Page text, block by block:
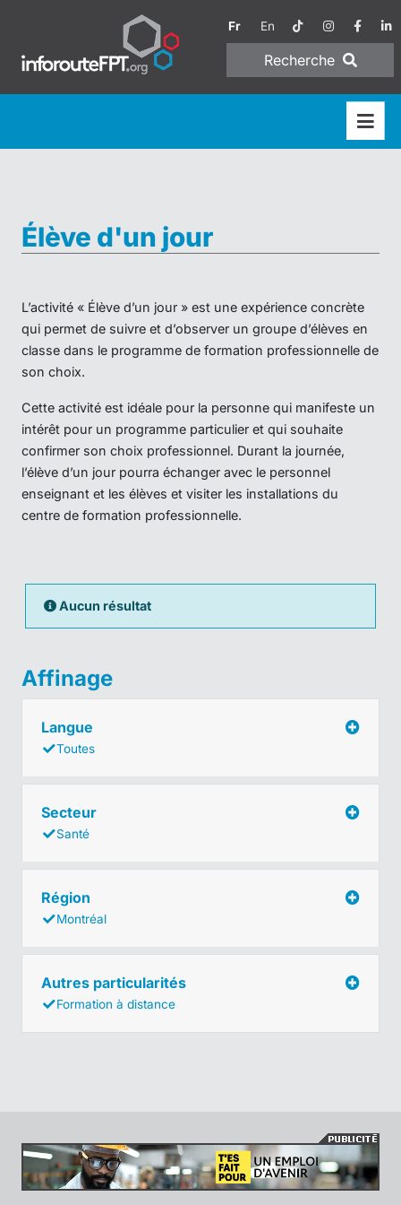
Fr En
Recherche
Élève d'un jour
L’activité « Élève d’un jour » est une expérience concrète
qui permet de suivre et d’observer un groupe d’élèves en
classe dans le programme de formation professionnelle de
son choix.
Cette activité est idéale pour la personne qui manifeste un
intérêt pour un programme particulier et qui souhaite
confirmer son choix professionnel. Durant la journée,
l’élève d’un jour pourra échanger avec le personnel
enseignant et les élèves et visiter les installations du
centre de formation professionnelle.
Aucun résultat
Affinage
Langue
Toutes
Secteur
Santé
Région
Montréal
Autres particularités
Formation à distance